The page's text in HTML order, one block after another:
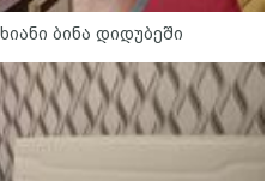
ბინა დიდუბეში